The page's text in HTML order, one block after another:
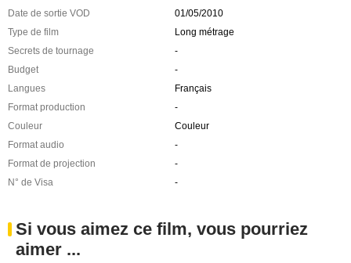
Date de sortie VOD
01/05/2010
Type de film
Long métrage
Secrets de tournage
-
Budget
-
Langues
Français
Format production
-
Couleur
Couleur
Format audio
-
Format de projection
-
N° de Visa
-
Si vous aimez ce film, vous pourriez
aimer ...